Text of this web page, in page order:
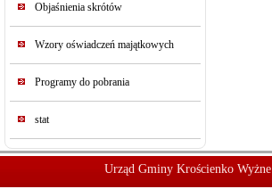
Objaśnienia skrótów
Wzory oświadczeń majątkowych
Programy do pobrania
stat
Urząd Gminy Krościenko Wyżne